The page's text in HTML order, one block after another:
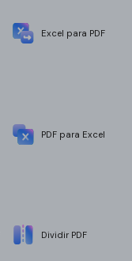
Excel para PDF
PDF para Excel
Dividir PDF